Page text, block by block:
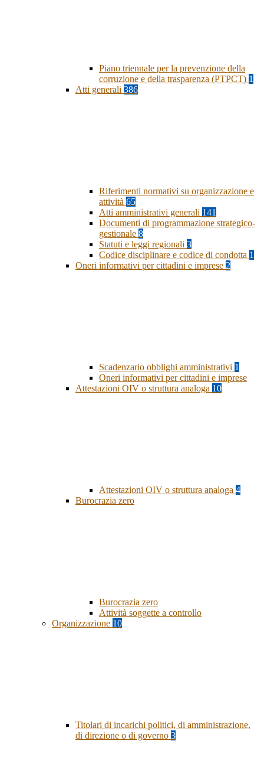
Piano triennale per la prevenzione della
corruzione e della trasparenza (PTPCT) 1
Atti generali 386
Riferimenti normativi su organizzazione e
attività 65
Atti amministrativi generali 141
Documenti di programmazione strategico-
gestionale 8
Statuti e leggi regionali 3
Codice disciplinare e codice di condotta 1
Oneri informativi per cittadini e imprese 2
Scadenzario obblighi amministrativi 1
Oneri informativi per cittadini e imprese
Attestazioni OIV o struttura analoga 10
Attestazioni OIV o struttura analoga 4
Burocrazia zero
Burocrazia zero
Attività soggette a controllo
Organizzazione 10
Titolari di incarichi politici, di amministrazione,
di direzione o di governo 3